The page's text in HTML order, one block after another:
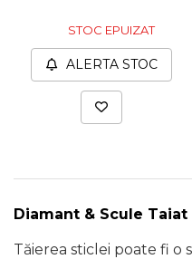
STOC EPUIZAT
ALERTA STOC
Diamant & Scule Taiat
Tăierea sticlei poate fi o